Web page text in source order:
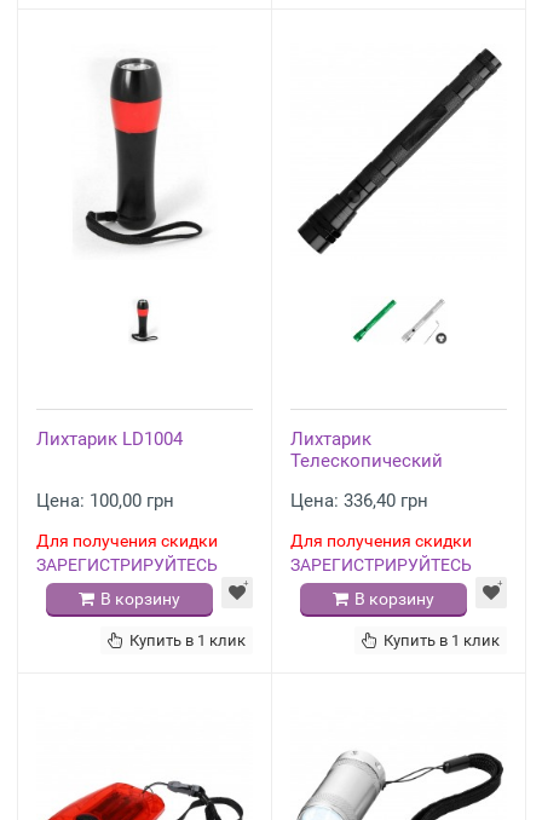
Лихтарик LD1004
Цена: 100,00 грн
Для получения скидки
ЗАРЕГИСТРИРУЙТЕСЬ
В корзину
Купить в 1 клик
Лихтарик
Телескопический
Цена: 336,40 грн
Для получения скидки
ЗАРЕГИСТРИРУЙТЕСЬ
В корзину
Купить в 1 клик